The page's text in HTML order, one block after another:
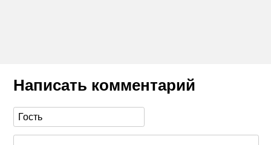
Написать комментарий